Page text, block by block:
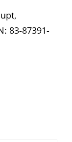
83-87391-